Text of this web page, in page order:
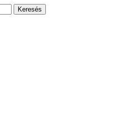
Keresés